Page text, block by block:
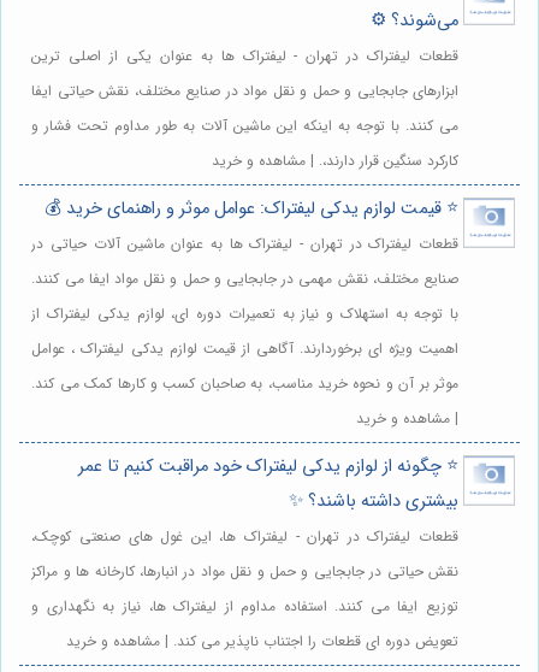
می‌شوند؟ ⚙️
قطعات لیفتراک در تهران - لیفتراک ها به عنوان یکی از اصلی ترین
ابزارهای جابجایی و حمل و نقل مواد در صنایع مختلف، نقش حیاتی ایفا
می کنند. با توجه به اینکه این ماشین آلات به طور مداوم تحت فشار و
کارکرد سنگین قرار دارند،. | مشاهده و خرید
⭐️ قیمت لوازم یدکی لیفتراک: عوامل موثر و راهنمای خرید 💰
قطعات لیفتراک در تهران - لیفتراک ها به عنوان ماشین آلات حیاتی در
صنایع مختلف، نقش مهمی در جابجایی و حمل و نقل مواد ایفا می کنند.
با توجه به استهلاک و نیاز به تعمیرات دوره ای، لوازم یدکی لیفتراک از
اهمیت ویژه ای برخوردارند. آگاهی از قیمت لوازم یدکی لیفتراک ، عوامل
موثر بر آن و نحوه خرید مناسب، به صاحبان کسب و کارها کمک می کند.
| مشاهده و خرید
⭐️ چگونه از لوازم یدکی لیفتراک خود مراقبت کنیم تا عمر
بیشتری داشته باشند؟ ✨
قطعات لیفتراک در تهران - لیفتراک ها، این غول های صنعتی کوچک،
نقش حیاتی در جابجایی و حمل و نقل مواد در انبارها، کارخانه ها و مراکز
توزیع ایفا می کنند. استفاده مداوم از لیفتراک ها، نیاز به نگهداری و
تعویض دوره ای قطعات را اجتناب ناپذیر می کند. | مشاهده و خرید